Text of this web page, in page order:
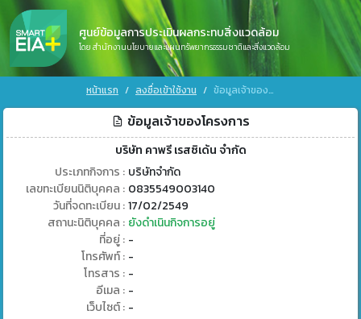
ศูนย์ข้อมูลการประเมินผลกระทบสิ่งแวดล้อม
โดย สำนักงานนโยบายและแผนทรัพยากรธรรมชาติและสิ่งแวดล้อม
หน้าแรก ลงชื่อเข้าใช้งาน ข้อมูลเจ้าของโครงการ
ข้อมูลเจ้าของโครงการ
บริษัท คาพรี เรสซิเด้น จำกัด
ประเภทกิจการ : บริษัทจำกัด
เลขทะเบียนนิติบุคคล : 0835549003140
วันที่จดทะเบียน : 17/02/2549
สถานะนิติบุคคล : ยังดำเนินกิจการอยู่
ที่อยู่ : -
โทรศัพท์ : -
โทรสาร : -
อีเมล : -
เว็บไซต์ : -